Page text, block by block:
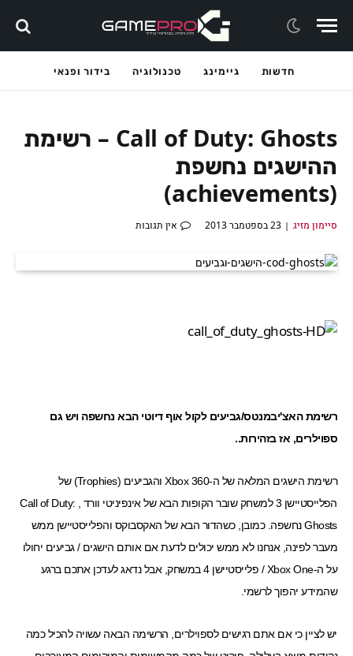
חדשות גיימינג טכנולוגיה בידור ופנאי
Call of Duty: Ghosts – רשימת
ההישגים נחשפת
(achievements)
סיימון מזיג 23 בספטמבר 2013 אין תגובות
רשימת האצ'יבמנטס/גביעים לקול אוף דיוטי הבא נחשפה ויש גם
ספוילרים, אז בזהירות..
רשימת הישגים המלאה של ה-Xbox 360 והגביעים (Trophies) של
הפלייסטיישן 3 למשחק שובר הקופות הבא של אינפיניטי וורד , Call of Duty:
Ghosts נחשפה. כמובן, כשהדור הבא של האקסבוקס והפלייסטיישן ממש
מעבר לפינה, אנחנו לא ממש יכולים לדעת אם אותם הישגים / גביעים יחולו
על ה-Xbox One / פלייסטיישן 4 במשחק, אבל נדאג לעדכן אתכם ברגע
שהמידע יהפוך לרשמי.
יש לציין כי אם אתם רגישים לספוילרים, הרשימה הבאה עשויה להכיל כמה